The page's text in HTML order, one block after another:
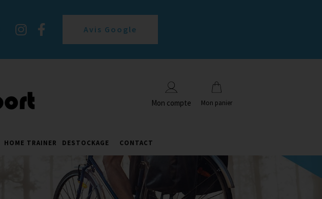
Avis Google
Mon compte Mon panier
HOME TRAINER DESTOCKAGE CONTACT